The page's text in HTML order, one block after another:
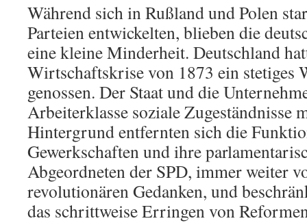
Während sich in Rußland und Polen
Parteien entwickelten, blieben die
eine kleine Minderheit. Deutschland
Wirtschaftskrise von 1873 ein stetiges
genossen. Der Staat und die
Arbeiterklasse soziale Zugeständnisse
Hintergrund entfernten sich die
Gewerkschaften und ihre
Abgeordneten der SPD, immer weiter
revolutionären Gedanken, und
das schrittweise Erringen von